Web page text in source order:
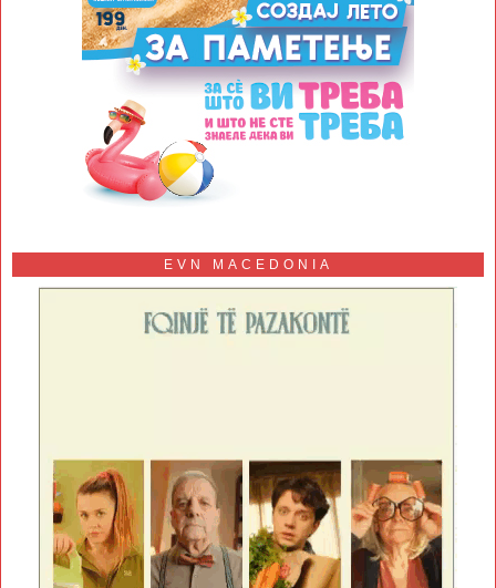
EVN MACEDONIA